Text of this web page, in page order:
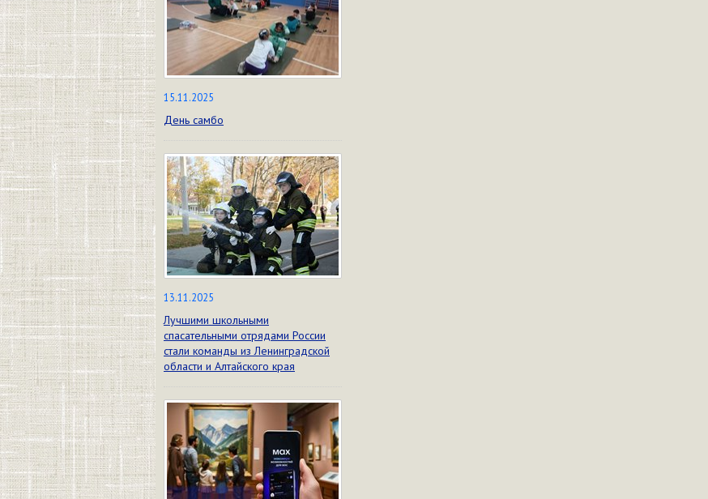
15.11.2025
День самбо
13.11.2025
Лучшими школьными
спасательными отрядами России
стали команды из Ленинградской
области и Алтайского края